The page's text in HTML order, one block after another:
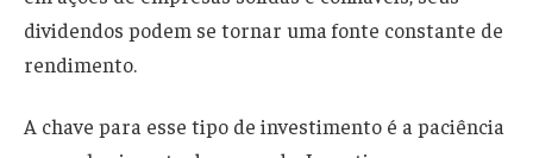
dividendos podem se tornar uma fonte constante de
rendimento.
A chave para esse tipo de investimento é a paciência